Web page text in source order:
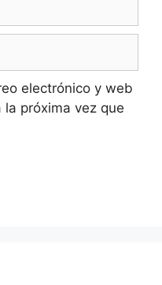
electrónico y web
próxima vez que